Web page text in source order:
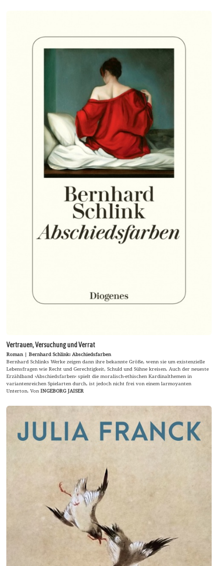
Vertrauen, Versuchung und Verrat
Roman | Bernhard Schlink: Abschiedsfarben
Bernhard Schlinks Werke zeigen dann ihre bekannte Größe, wenn sie um existenzielle
Lebensfragen wie Recht und Gerechtigkeit, Schuld und Sühne kreisen. Auch der neueste
Erzählband ›Abschiedsfarben‹ spielt die moralisch-ethischen Kardinalthemen in
variantenreichen Spielarten durch, ist jedoch nicht frei von einem larmoyanten
Unterton. VonINGEBORG JAISER